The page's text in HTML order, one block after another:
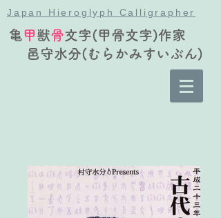
Japan Hieroglyph Calligrapher
亀甲獣骨文字(甲骨文字)作家
邑守水分(むらかみすいぶん)